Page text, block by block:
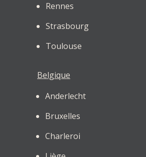
Rennes
Strasbourg
Toulouse
Belgique
Anderlecht
Bruxelles
Charleroi